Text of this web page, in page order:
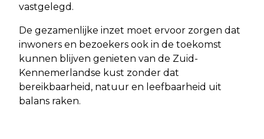
vastgelegd.
De gezamenlijke inzet moet ervoor zorgen dat
inwoners en bezoekers ook in de toekomst
kunnen blijven genieten van de Zuid-
Kennemerlandse kust zonder dat
bereikbaarheid, natuur en leefbaarheid uit
balans raken.